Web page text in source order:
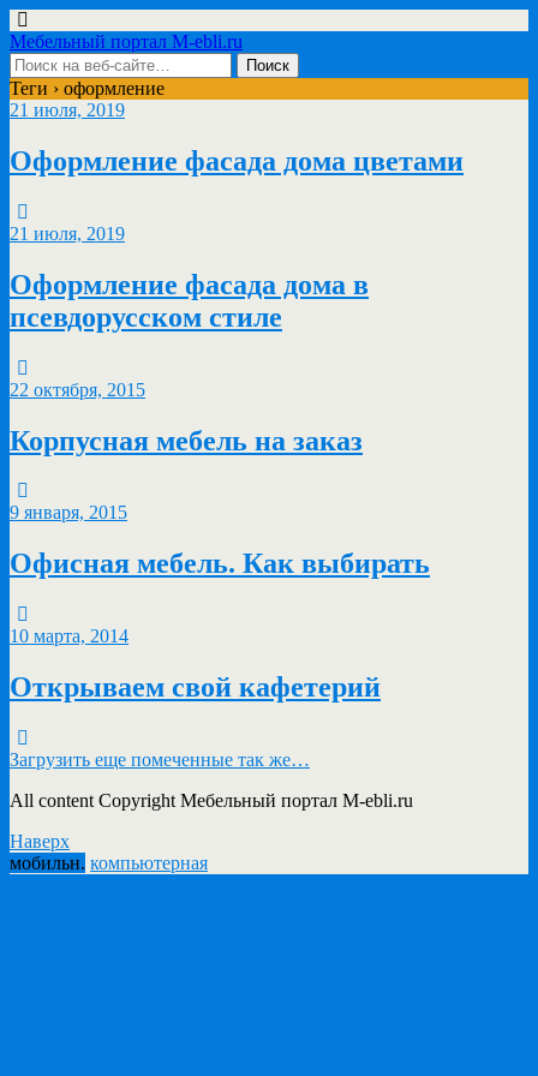
Мебельный портал M-ebli.ru
Теги › оформление
21 июля, 2019
Оформление фасада дома цветами
21 июля, 2019
Оформление фасада дома в
псевдорусском стиле
22 октября, 2015
Корпусная мебель на заказ
9 января, 2015
Офисная мебель. Как выбирать
10 марта, 2014
Открываем свой кафетерий
Загрузить еще помеченные так же…
All content Copyright Мебельный портал M-ebli.ru
Наверх
мобильн. компьютерная